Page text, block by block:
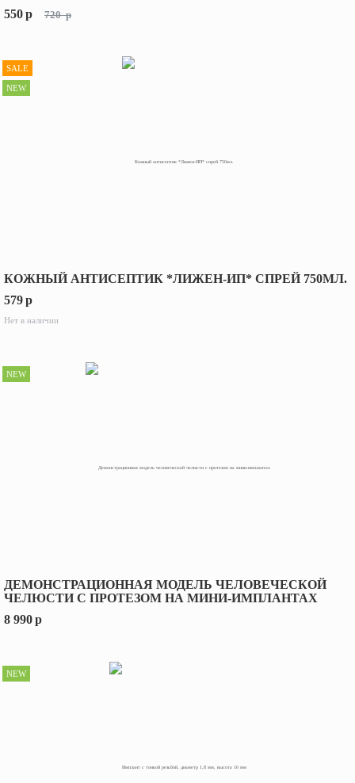
550p 720 p
КОЖНЫЙ АНТИСЕПТИК *ЛИЖЕН-ИП* СПРЕЙ 750МЛ.
579p
Нет в наличии
SALE
NEW
ДЕМОНСТРАЦИОННАЯ МОДЕЛЬ ЧЕЛОВЕЧЕСКОЙ
ЧЕЛЮСТИ С ПРОТЕЗОМ НА МИНИ-ИМПЛАНТАХ
8 990p
NEW
NEW